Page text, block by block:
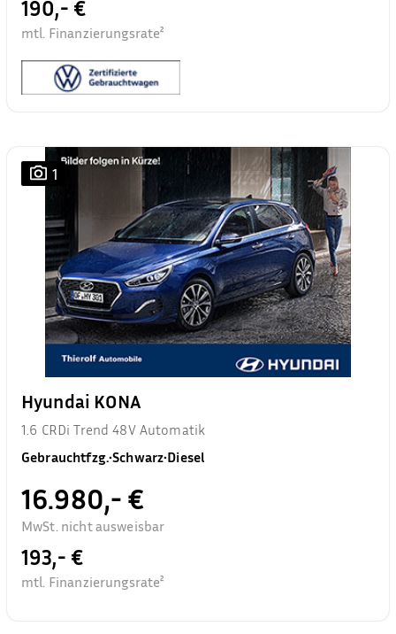
190,- €
mtl. Finanzierungsrate²
1
Hyundai KONA
1.6 CRDi Trend 48V Automatik
Gebrauchtfzg.•Schwarz•Diesel
16.980,- €
MwSt. nicht ausweisbar
193,- €
mtl. Finanzierungsrate²